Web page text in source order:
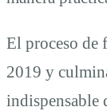
El proceso de
2019 y
indispensable